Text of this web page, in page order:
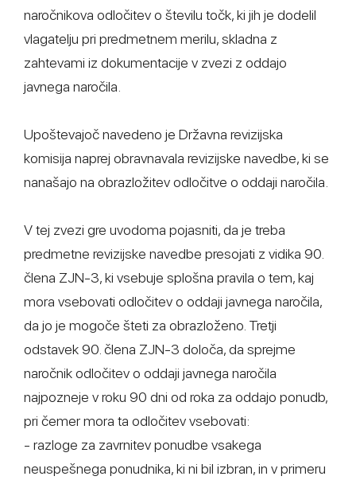
naročnikova odločitev o številu točk, ki jih je dodelil
vlagatelju pri predmetnem merilu, skladna z
zahtevami iz dokumentacije v zvezi z oddajo
javnega naročila.
Upoštevajoč navedeno je Državna revizijska
komisija naprej obravnavala revizijske navedbe, ki se
nanašajo na obrazložitev odločitve o oddaji naročila.
V tej zvezi gre uvodoma pojasniti, da je treba
predmetne revizijske navedbe presojati z vidika 90.
člena ZJN-3, ki vsebuje splošna pravila o tem, kaj
mora vsebovati odločitev o oddaji javnega naročila,
da jo je mogoče šteti za obrazloženo. Tretji
odstavek 90. člena ZJN-3 določa, da sprejme
naročnik odločitev o oddaji javnega naročila
najpozneje v roku 90 dni od roka za oddajo ponudb,
pri čemer mora ta odločitev vsebovati:
- razloge za zavrnitev ponudbe vsakega
neuspešnega ponudnika, ki ni bil izbran, in v primeru